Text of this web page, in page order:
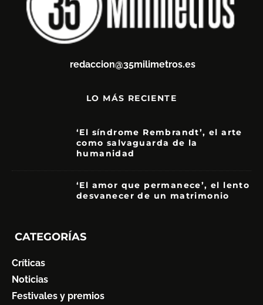
redaccion@35milimetros.es
LO MÁS RECIENTE
‘El síndrome Rembrandt’, el arte
como salvaguarda de la
humanidad
‘El amor que permanece’, el lento
desvanecer de un matrimonio
CATEGORÍAS
Críticas
Noticias
Festivales y premios